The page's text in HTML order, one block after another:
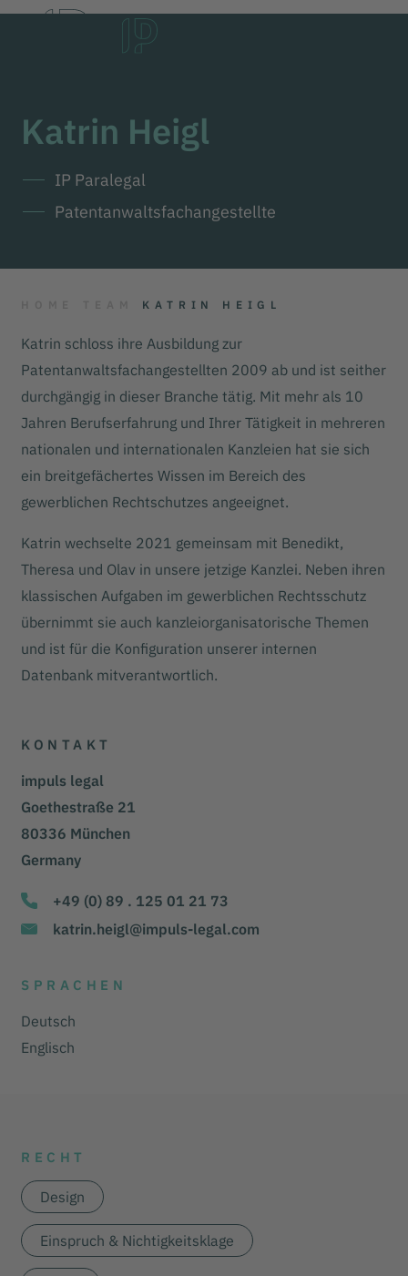
Katrin Heigl
IP Paralegal
Patentanwaltsfachangestellte
KATRIN HEIGL
KONTAKT
impuls legal
Goethestraße 21
80336 München
Germany
+49 (0) 89 . 125 01 21 73
katrin.heigl@impuls-legal.com
SPRACHEN
Deutsch
Englisch
Katrin schloss ihre Ausbildung zur
Patentanwaltsfachangestellten 2009 ab und ist seither
durchgängig in dieser Branche tätig. Mit mehr als 10
Jahren Berufserfahrung und Ihrer Tätigkeit in mehreren
nationalen und internationalen Kanzleien hat sie sich
ein breitgefächertes Wissen im Bereich des
gewerblichen Rechtschutzes angeeignet.
Katrin wechselte 2021 gemeinsam mit Benedikt,
Theresa und Olav in unsere jetzige Kanzlei. Neben ihren
klassischen Aufgaben im gewerblichen Rechtsschutz
übernimmt sie auch kanzleiorganisatorische Themen
und ist für die Konfiguration unserer internen
Datenbank mitverantwortlich.
RECHT
Design
Einspruch & Nichtigkeitsklage